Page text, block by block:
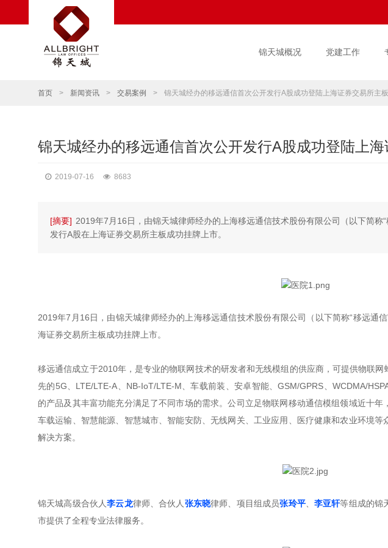
锦天城概况 党建工作
首页 > 新闻资讯 > 交易案例 > 锦天城经办的移远通信首次公开发行A股成功登陆上海证券交易所主板
锦天城经办的移远通信首次公开发行A股成功登陆上
2019-07-16 8683
[摘要] 2019年7月16日，由锦天城律师经办的上海移远通信技术股份有限公司（以下简称
发行A股在上海证券交易所主板成功挂牌上市。
2019年7月16日，由锦天城律师经办的上海移远通信技术股份有限公司（以下简称“移远通
海证券交易所主板成功挂牌上市。
移远通信成立于2010年，是专业的物联网技术的研发者和无线模组的供应商，可提供物联
先的5G、LTE/LTE-A、NB-IoT/LTE-M、车载前装、安卓智能、GSM/GPRS、WCDMA/
的产品及其丰富功能充分满足了不同市场的需求。公司立足物联网移动通信模组领域近十年
车载运输、智慧能源、智慧城市、智能安防、无线网关、工业应用、医疗健康和农业环境
解决方案。
锦天城高级合伙人李云龙律师、合伙人 张东晓律师、项目组成员张玲平、 李亚轩等组成的锦
市提供了全程专业法律服务。